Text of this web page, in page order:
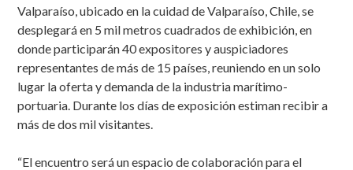
Valparaíso, ubicado en la cuidad de Valparaíso, Chile, se
desplegará en 5 mil metros cuadrados de exhibición, en
donde participarán 40 expositores y auspiciadores
representantes de más de 15 países, reuniendo en un solo
lugar la oferta y demanda de la industria marítimo-
portuaria. Durante los días de exposición estiman recibir a
más de dos mil visitantes.
“El encuentro será un espacio de colaboración para el